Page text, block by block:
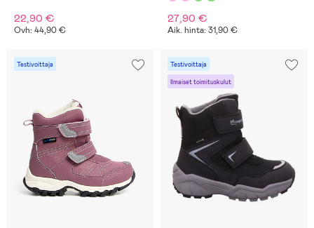
22,90 €
Ovh: 44,90 €
27,90 €
Aik. hinta: 31,90 €
Testivoittaja Testivoittaja
Ilmaiset toimituskulut